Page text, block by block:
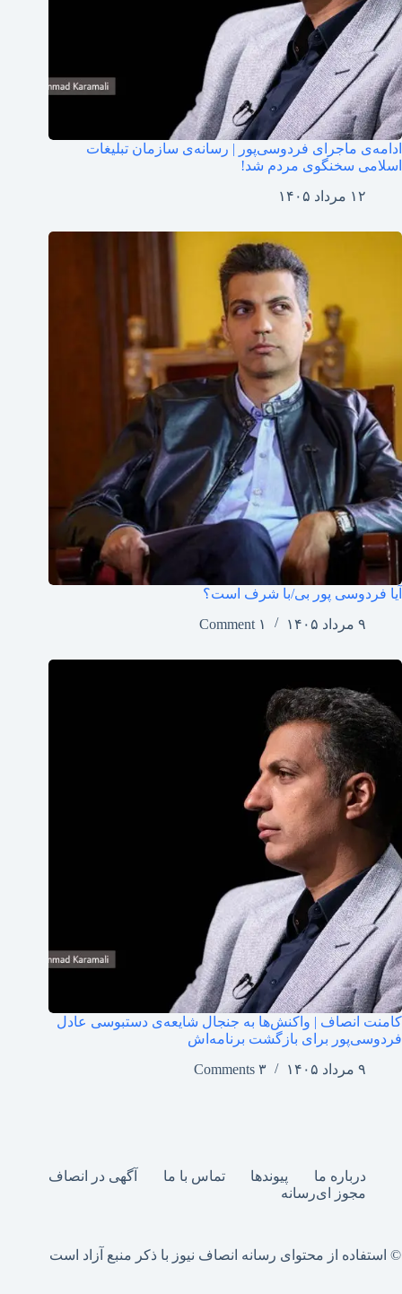
ادامه‌ی ماجرای فردوسی‌پور | رسانه‌ی سازمان تبلیغات
اسلامی سخنگوی مردم شد!
۱۲ مرداد ۱۴۰۵
آیا فردوسی پور بی/با شرف است؟
۹ مرداد ۱۴۰۵
۱ Comment
کامنت انصاف | واکنش‌ها به جنجال شایعه‌ی دستبوسی عادل
فردوسی‌پور برای بازگشت برنامه‌اش
۹ مرداد ۱۴۰۵
۳ Comments
درباره ما پیوندها تماس با ما
آگهی در انصاف
مجوز ای‌رسانه
© استفاده از محتوای رسانه انصاف نیوز با ذکر منبع آزاد است